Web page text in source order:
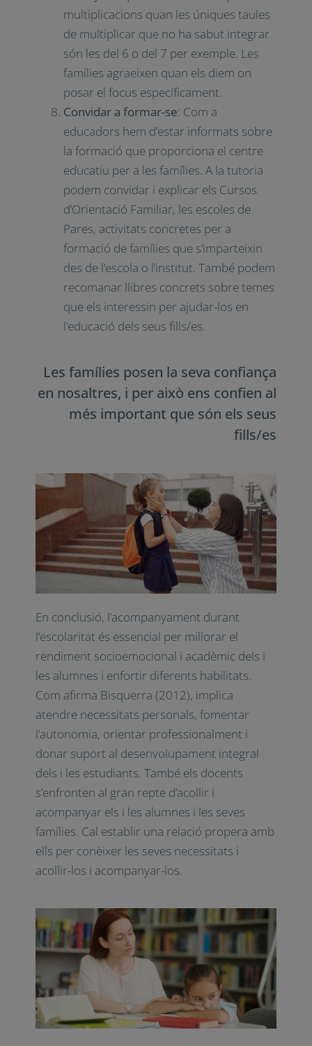
per manca de temps, per manca de
mitjans, etc.
Amb dades objectives : Cada alumne/a
és diferent i únic. Per això, quan tenim
una tutoria amb una família és
imprescindible saber on necessita
millorar l’alumne/a. No podem
assenyalar que necessita reforçar les
multiplicacions quan les úniques
taules de multiplicar que no ha sabut
integrar són les del 6 o del 7 per
exemple. Les famílies agraeixen quan
els diem on posar el focus
específicament.
Convidar a formar-se: Com a
educadors hem d’estar informats
sobre la formació que proporciona el
centre educatiu per a les famílies. A la
Cursos d’Orientació Familiar, les
escoles de Pares, activitats concretes
per a formació de famílies que
s’imparteixin des de l’escola o l’institut.
concrets sobre temes que els
interessin per ajudar-los en l’educació
dels seus fills/es.
Les famílies posen la seva
confiança en nosaltres, i per això
ens confien al més important que
són els seus fills/es
En conclusió, l’acompanyament durant
l’escolaritat és essencial per millorar el
rendiment socioemocional i acadèmic dels i
les alumnes i enfortir diferents habilitats.
Com afirma Bisquerra (2012), implica
l’autonomia, orientar professionalment i
donar suport al desenvolupament integral
dels i les estudiants. També els docents
s’enfronten al gran repte d’acollir i
acompanyar els i les alumnes i les seves
famílies. Cal establir una relació propera
amb ells per conèixer les seves necessitats i
Nombre y Apellidos*
Correo electrónico*
Institución*
Acepto la Política de Privacidad
Acepto recibir el boletín informativo de Impuls Educació